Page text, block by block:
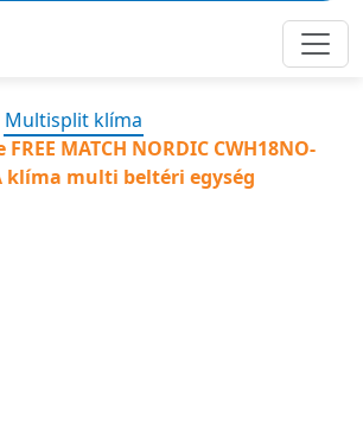
Multisplit klíma
FREE MATCH NORDIC CWH18NO-
klíma multi beltéri egység